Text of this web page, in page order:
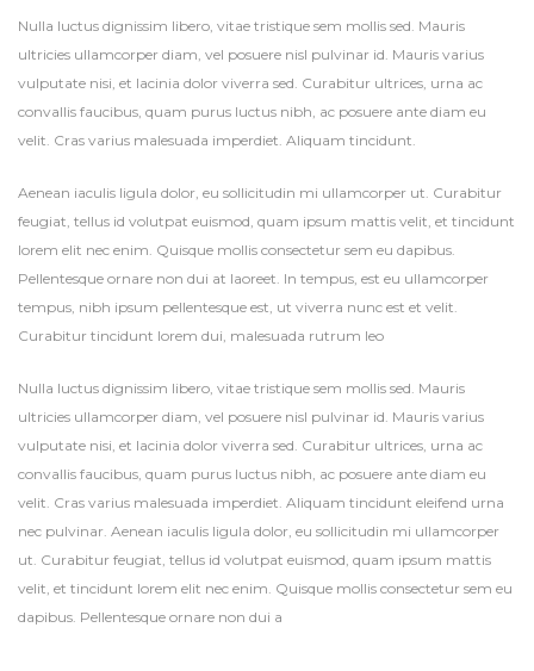
Nulla luctus dignissim libero, vitae tristique sem mollis sed. Mauris
ultricies ullamcorper diam, vel posuere nisl pulvinar id. Mauris varius
vulputate nisi, et lacinia dolor viverra sed. Curabitur ultrices, urna ac
convallis faucibus, quam purus luctus nibh, ac posuere ante diam eu
velit. Cras varius malesuada imperdiet. Aliquam tincidunt.
Aenean iaculis ligula dolor, eu sollicitudin mi ullamcorper ut. Curabitur
feugiat, tellus id volutpat euismod, quam ipsum mattis velit, et tincidunt
lorem elit nec enim. Quisque mollis consectetur sem eu dapibus.
Pellentesque ornare non dui at laoreet. In tempus, est eu ullamcorper
tempus, nibh ipsum pellentesque est, ut viverra nunc est et velit.
Curabitur tincidunt lorem dui, malesuada rutrum leo
Nulla luctus dignissim libero, vitae tristique sem mollis sed. Mauris
ultricies ullamcorper diam, vel posuere nisl pulvinar id. Mauris varius
vulputate nisi, et lacinia dolor viverra sed. Curabitur ultrices, urna ac
convallis faucibus, quam purus luctus nibh, ac posuere ante diam eu
velit. Cras varius malesuada imperdiet. Aliquam tincidunt eleifend urna
nec pulvinar. Aenean iaculis ligula dolor, eu sollicitudin mi ullamcorper
ut. Curabitur feugiat, tellus id volutpat euismod, quam ipsum mattis
velit, et tincidunt lorem elit nec enim. Quisque mollis consectetur sem eu
dapibus. Pellentesque ornare non dui a